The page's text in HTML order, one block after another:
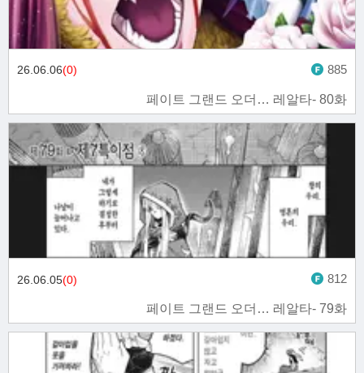
페이트 그랜드 오더… 레알타- 80화
26.06.06(0) 885
페이트 그랜드 오더… 레알타- 79화
26.06.05(0) 812